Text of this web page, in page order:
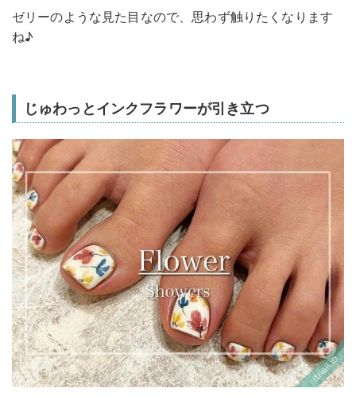
ゼリーのような見た目なので、思わず触りたくなります
ね♪
じゅわっとインクフラワーが引き立つ